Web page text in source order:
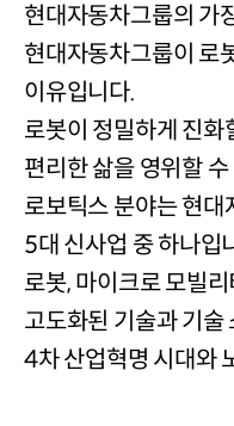
현대자동차그룹의 가
현대자동차그룹이 로
이유입니다.
로봇이 정밀하게 진화
편리한 삶을 영위할
로보틱스 분야는 현
5대 신사업 중 하나입
로봇, 마이크로 모빌
고도화된 기술과 기술
4차 산업혁명 시대와